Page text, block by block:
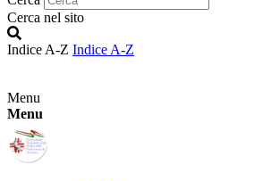
Cerca nel sito
Indice A-Z Indice A-Z
Menu
Menu